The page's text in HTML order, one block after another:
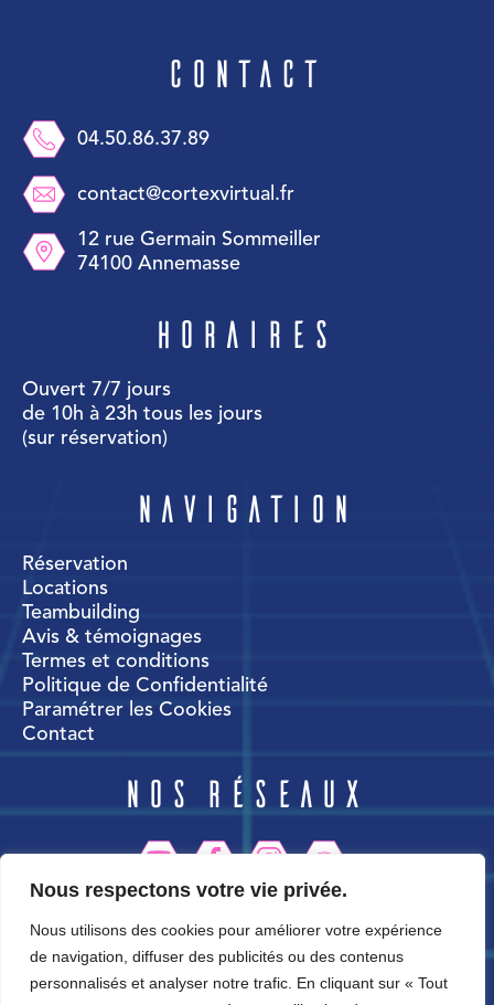
Nous respectons votre vie privée.
Nous utilisons des cookies pour améliorer votre expérience
de navigation, diffuser des publicités ou des contenus
personnalisés et analyser notre trafic. En cliquant sur « Tout
Contact
04.50.86.37.89
contact@cortexvirtual.fr
12 rue Germain Sommeiller
74100 Annemasse
Horaires
Ouvert 7/7 jours
de 10h à 23h tous les jours
(sur réservation)
Navigation
Réservation
Locations
Teambuilding
Avis & témoignages
Termes et conditions
Politique de Confidentialité
Paramétrer les Cookies
Contact
Nos réseaux
CortexWorld